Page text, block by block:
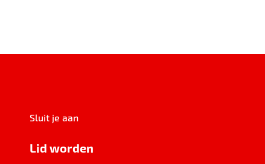
Sluit je aan
Lid worden